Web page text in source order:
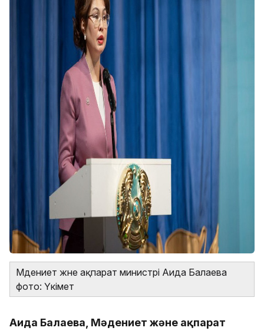
Мәдениет және ақпарат министрі Аида Балаева
фото: Үкімет
Аида Балаева, Мәдениет және ақпарат